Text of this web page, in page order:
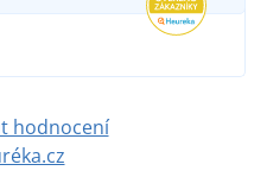
Kč
hodnocení